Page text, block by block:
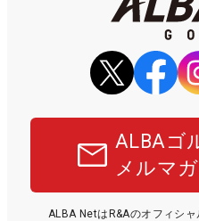
ALBAゴ
メルマ
ALBA NetはR&Aのオフィシ